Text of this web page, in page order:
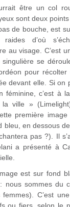
être un col
sont deux
de bouche, est
d’où
au visage. C’est
singulière se
pour
devant elle. Si
féminine, c’est à
la ville »
première
bleu, en dessous
pas ?). Il
a présenté à
est sur fond
nous sommes du
C’est
ou fiers, selon le